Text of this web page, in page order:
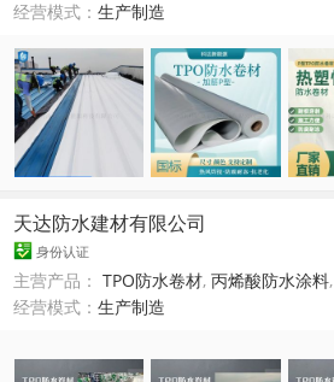
经营模式：生产制造
天达防水建材有限公司
身份认证
主营产品：TPO防水卷材,丙烯酸防水涂料,
经营模式：生产制造